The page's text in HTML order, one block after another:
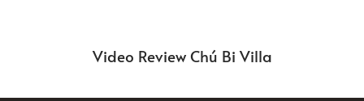
Video Review Chú Bi Villa